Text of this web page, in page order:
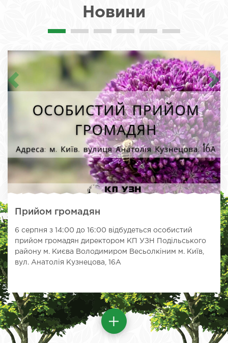
Новини
Прийом громадян
6 серпня з 14:00 до 16:00 відбудеться особистий
прийом громадян директором КП УЗН Подільського
району м. Києва Володимиром Весьолкіним м. Київ,
вул. Анатолія Кузнецова, 16А